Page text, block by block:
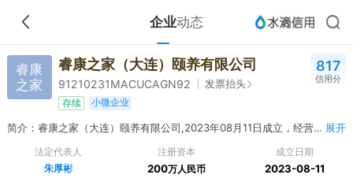
企业动态
睿康
之家
睿康之家（大连）颐养有限公司
91210231MACUCAGN92 发票抬头
存续 小微企业
817
信用分
简介：睿康之家（大连）颐养有限公司,2023年08月11日成立，经营范围包括许可项目：餐饮服务，住宿服务，高危险性体育运动（游泳），理发服务，生活美容服务，足浴服务，酒类经营，医疗服务（依法须经批准的项目，经相关部门批准后方可开展经营活动，具体经营项目以审批结果为准） 一般项目：养老服务，机构养老服务，健康咨询服务（不含诊疗服务），养生保健服务（非医疗），美甲服务，市场营销策划，业务培训（不含教育培训、职业技能培训等需取得许可的培训），食品销售（仅销售预包装食品），企业管理，企业管理咨询，会议及展览服务，物业管理，非居住房地产租赁，组织文化艺术交流活动，停车场服务，日用百货销售，游艺及娱乐用品销售，工艺美术品及礼仪用品销售（象牙及其制品除外），国内贸易代理，财务咨询，数字技术服务，信息技术咨询服务，信息系统集成服务，智能家庭消费设备销售，小微型客车租赁经营服务，家政服务，专业保洁、清洗、消毒服务（除依法须经批准的项目外，凭营业执照依法自主开展经营活动） 展开
法定代表人
朱厚彬
注册资本
200万人民币
成立日期
2023-08-11